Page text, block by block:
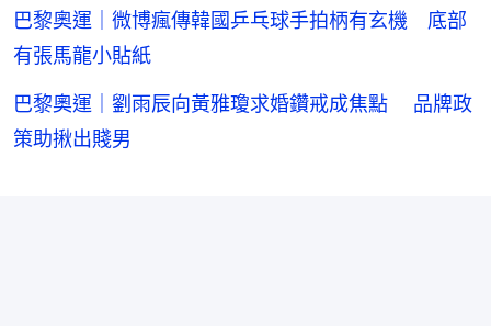
巴黎奧運｜微博瘋傳韓國乒乓球手拍柄有玄機 底部
有張馬龍小貼紙
巴黎奧運｜劉雨辰向黃雅瓊求婚鑽戒成焦點 品牌政
策助揪出賤男